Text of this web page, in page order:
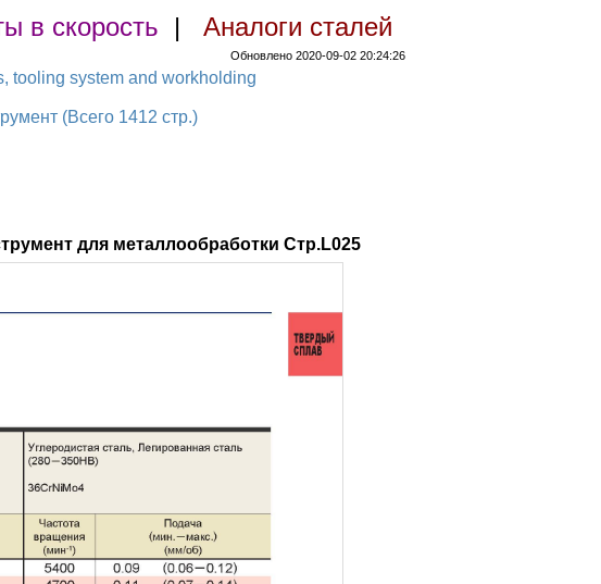
в скорость | Аналоги сталей
Обновлено 2020-09-02 20:24:26
tooling system and workholding
(Всего 1412 стр.)
для металлообработки Стр.L025